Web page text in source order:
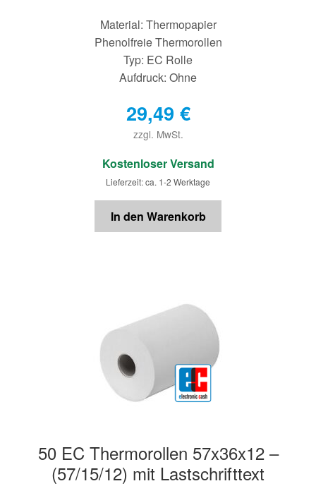
Material: Thermopapier
Phenolfreie Thermorollen
Typ: EC Rolle
Aufdruck: Ohne
29,49 €
zzgl. MwSt.
€
Kostenloser Versand
Lieferzeit: ca. 1-2 Werktage
In den Warenkorb
50 EC Thermorollen 57x36x12 –
(57/15/12) mit Lastschrifttext